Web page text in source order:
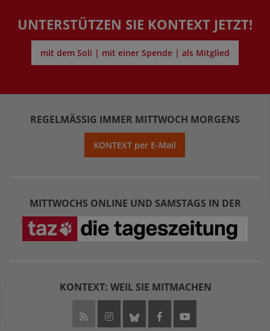
UNTERSTÜTZEN SIE KONTEXT JETZT!
mit dem Soli | mit einer Spende | als Mitglied
REGELMÄSSIG IMMER MITTWOCH MORGENS
KONTEXT per E-Mail
MITTWOCHS ONLINE UND SAMSTAGS IN DER
KONTEXT: WEIL SIE MITMACHEN